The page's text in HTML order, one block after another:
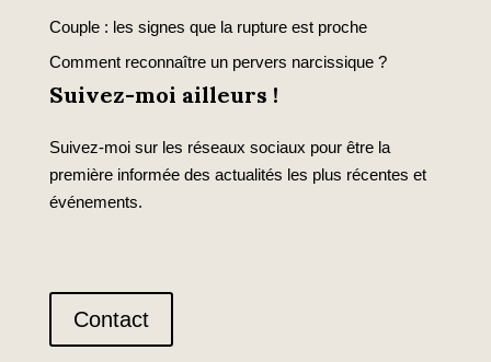
Couple : les signes que la rupture est proche
Comment reconnaître un pervers narcissique ?
Suivez-moi ailleurs !
Suivez-moi sur les réseaux sociaux pour être la
première informée des actualités les plus récentes et
événements.
Contact